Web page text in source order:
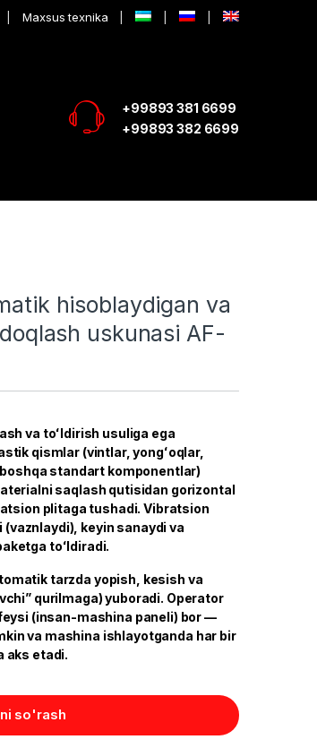
Maxsus texnika
+99893 381 6699
+99893 382 6699
hisoblaydigan va
uskunasi AF-
va toʻldirish usuliga ega
qismlar (vintlar, yongʻoqlar,
standart komponentlar)
saqlash qutisidan gorizontal
plitaga tushadi. Vibratsion
keyin sanaydi va
toʻldiradi.
tarzda yopish, kesish va
qurilmaga) yuboradi. Operator
(insan-mashina paneli) bor —
va mashina ishlayotganda har bir
aks etadi.
so'rash